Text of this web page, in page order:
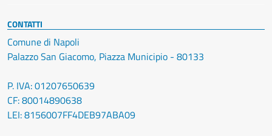
CONTATTI
Comune di Napoli
Palazzo San Giacomo, Piazza Municipio - 80133
P. IVA: 01207650639
CF: 80014890638
LEI: 8156007FF4DEB97ABA09